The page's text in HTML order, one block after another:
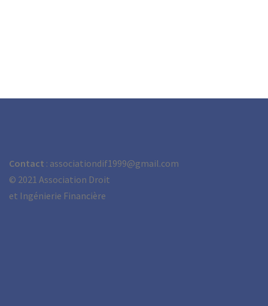
Contact : associationdif1999@gmail.com
© 2021 Association Droit
et Ingénierie Financière